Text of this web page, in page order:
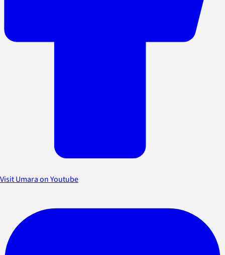
Visit Umara on Youtube